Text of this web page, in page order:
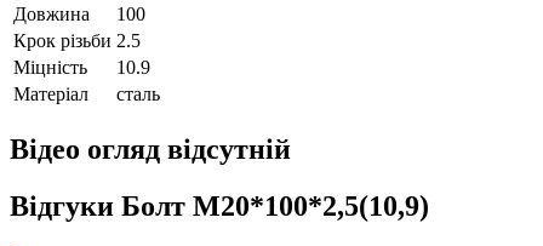
Довжина
100
Крок різьби 2.5
Міцність
10.9
Матеріал
сталь
Відео огляд відсутній
Відгуки Болт М20*100*2,5(10,9)